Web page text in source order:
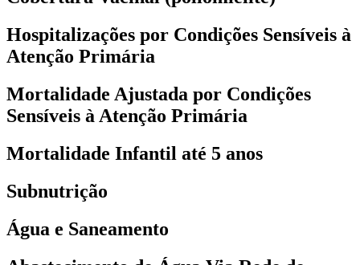
Hospitalizações por Condições Sensíveis à
Atenção Primária
Mortalidade Ajustada por Condições
Sensíveis à Atenção Primária
Mortalidade Infantil até 5 anos
Subnutrição
Água e Saneamento